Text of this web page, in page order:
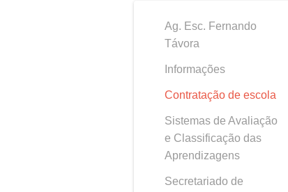
Ag. Esc. Fernando
Távora
Informações
Contratação de escola
Sistemas de Avaliação
e Classificação das
Aprendizagens
Secretariado de